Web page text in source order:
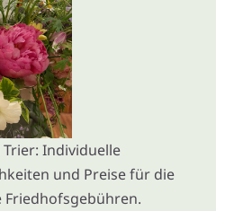
Individuelle
und Preise für die
Friedhofsgebühren.